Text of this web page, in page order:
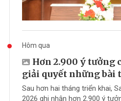
Hôm qua
Hơn 2.900 ý tưởng
giải quyết những bài
Sau hơn hai tháng triển khai,
2026 ghi nhận hơn 2.900 ý